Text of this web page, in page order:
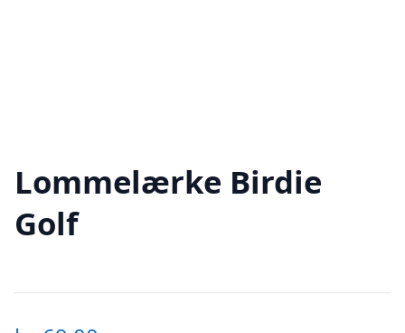
Lommelærke Birdie
Golf